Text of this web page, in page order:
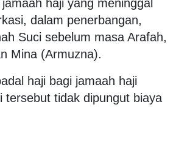
haji yang meninggal
dalam penerbangan,
Suci sebelum masa Arafah,
Mina (Armuzna).
haji bagi jamaah haji
tersebut tidak dipungut biaya